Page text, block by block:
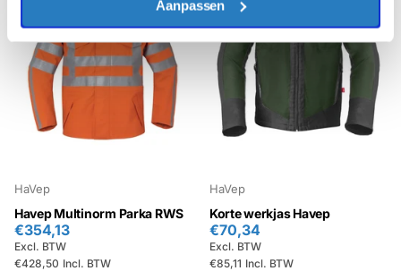
Aanpassen
HaVep
Havep Multinorm Parka RWS
€428,50 Incl. BTW
€354,13
Excl. BTW
HaVep
Korte werkjas Havep
€85,11 Incl. BTW
€70,34
Excl. BTW